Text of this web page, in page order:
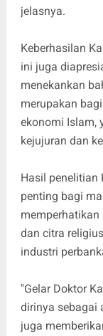
jelasnya.
Keberhasilan
ini juga
menekankan
merupakan
ekonomi Islam,
kejujuran dan
Hasil penelitian
penting bagi
memperhatikan
dan citra
industri
"Gelar Doktor
dirinya sebagai
juga